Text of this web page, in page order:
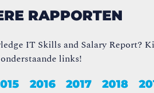
RAPPORTEN
IT Skills and Salary Report?
links!
2016 2017 2018